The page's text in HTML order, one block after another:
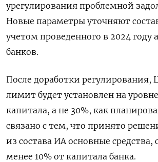
урегулирования проблемной
Новые параметры уточняют
учетом проведенного в 2024 году
банков.
После доработки регулирования,
лимит будет установлен на
капитала, а не 30%, как
связано с тем, что принято
из состава ИА основные
менее 10% от капитала банка.